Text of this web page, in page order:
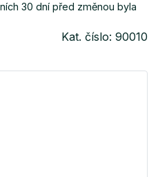
30 dní před změnou byla
Kat. číslo: 90010